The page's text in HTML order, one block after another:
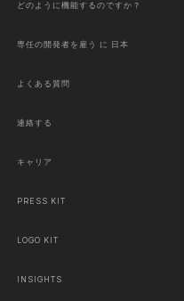
どのように機能するのですか？
専任の開発者を雇う に 日本
よくある質問
連絡する
キャリア
PRESS KIT
LOGO KIT
INSIGHTS